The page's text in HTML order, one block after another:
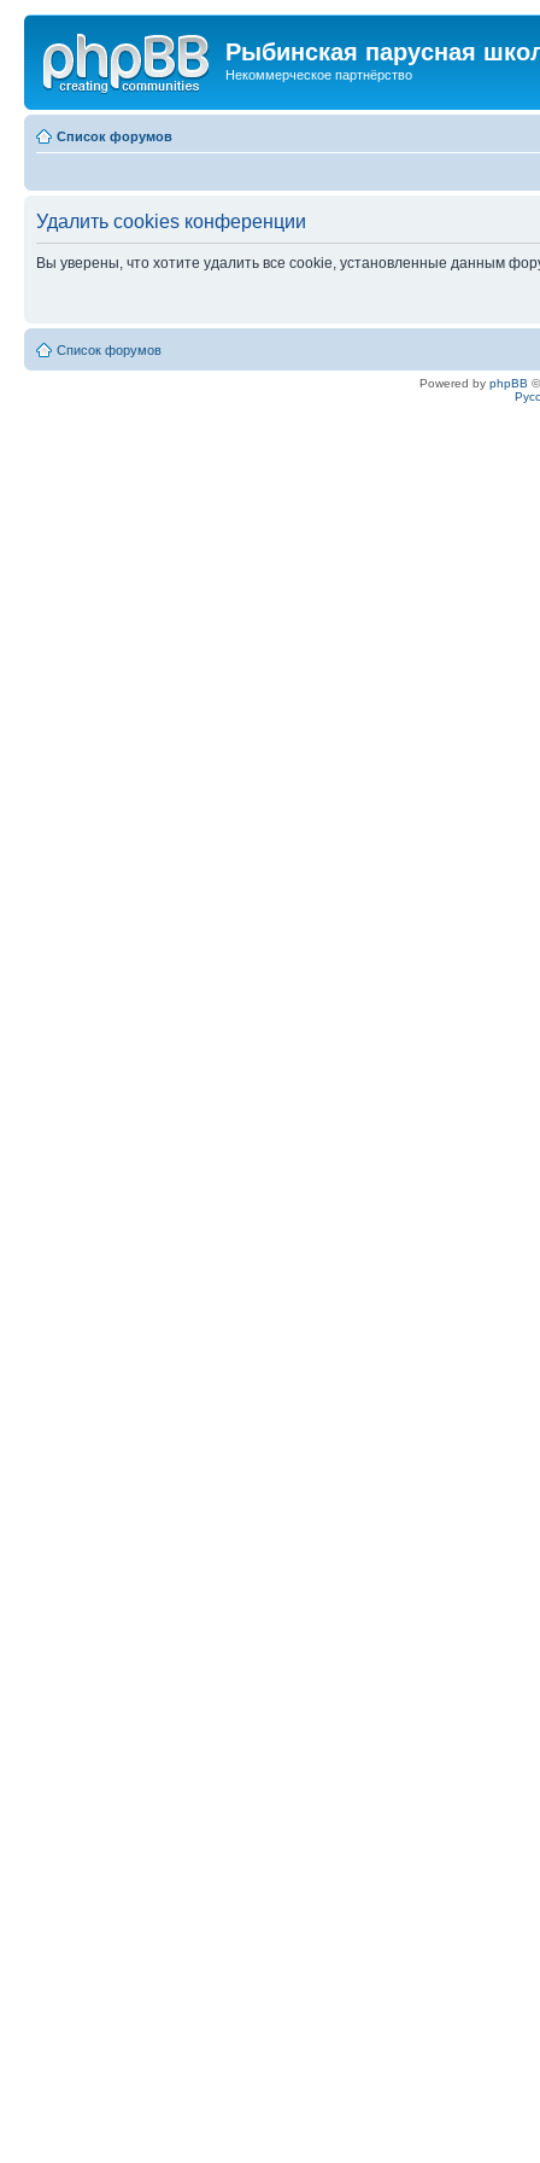
Рыбинская парусная
Некоммерческое партнёрство
Список форумов
Удалить cookies конференции
Вы уверены, что хотите удалить все cookie, установленные данным
Список форумов
Powered by phpBB